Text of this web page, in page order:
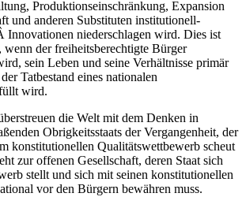
Produktionseinschränkung, Expansion
und anderen Substituten institutionell-
Innovationen niederschlagen wird. Dies ist
wenn der freiheitsberechtigte Bürger
sein Leben und seine Verhältnisse primär
Tatbestand eines nationalen
wird.
die Welt mit dem Denken in
Obrigkeitsstaats der Vergangenheit, der
konstitutionellen Qualitätswettbewerb scheut
zur offenen Gesellschaft, deren Staat sich
stellt und sich mit seinen konstitutionellen
vor den Bürgern bewähren muss.